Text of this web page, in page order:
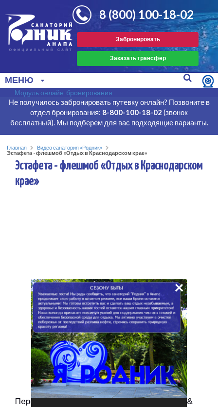
Забронировать
Заказать трансфер
8 (800) 100-18-02
МЕНЮ
Модуль онлайн-бронирования
Не получилось забронировать путевку онлайн? Позвоните в
отдел бронирования: 8-800-100-18-02 (звонок
бесплатный). Мы подберем для вас подходящие варианты.
Главная
Видео санатория «Родник»
Эстафета - флешмоб «Отдых в Краснодарском крае»
Эстафета - флешмоб «Отдых в Краснодарском
крае»
Передаем эстафету «Ривьера-клуб. Отель &
×